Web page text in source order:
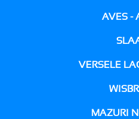
AVES -
VERSELE
MAZURI